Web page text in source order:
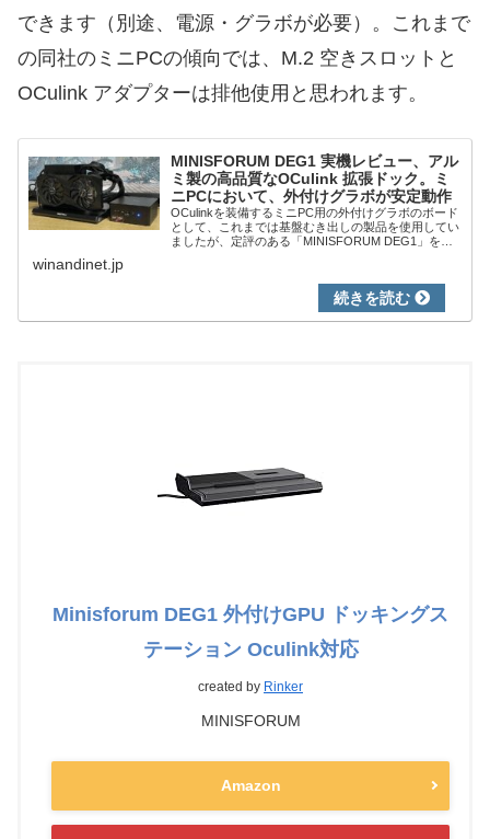
できます（別途、電源・グラボが必要）。これまで
の同社のミニPCの傾向では、M.2 空きスロットと
OCulink アダプターは排他使用と思われます。
MINISFORUM DEG1 実機レビュー、アル
ミ製の高品質なOCulink 拡張ドック。ミ
ニPCにおいて、外付けグラボが安定動作
OCulinkを装備するミニPC用の外付けグラボのボード
として、これまでは基盤むき出しの製品を使用してい
ましたが、定評のある「MINISFORUM DEG1」を購
winandinet.jp
Minisforum DEG1 外付けGPU ドッキングス
テーション Oculink対応
created by Rinker
MINISFORUM
Amazon